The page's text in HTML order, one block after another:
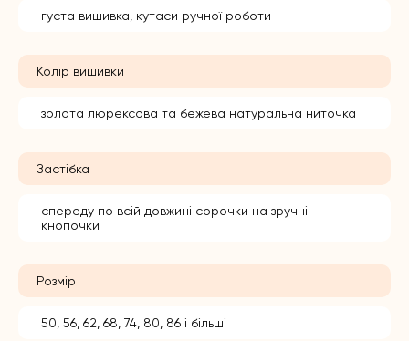
густа вишивка, кутаси ручної роботи
Колір вишивки
золота люрексова та бежева натуральна ниточка
Застібка
спереду по всій довжині сорочки на зручні
кнопочки
Розмір
50, 56, 62, 68, 74, 80, 86 і більші